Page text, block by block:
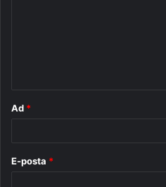
Ad *
E-posta *